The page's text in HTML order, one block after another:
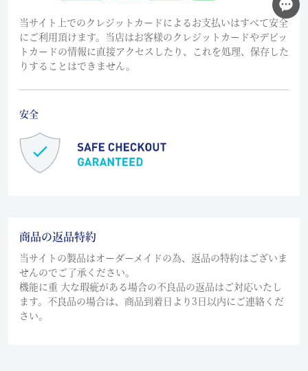
当サイト上でのクレジットカードによるお支払いはすべて安全
にご利用頂けます。当店はお客様のクレジットカードやデビッ
トカードの情報に直接アクセスしたり、これを処理、保存した
りすることはできません。
安全
商品の返品特約
当サイトの製品はオーダーメイドの為、返品の特約はございま
せんのでご了承ください。
機能に重 大な瑕疵がある場合の不良品の返品はご対応いたし
ます。不良品の場合は、商品到着日より3日以内にご連絡くだ
さい。